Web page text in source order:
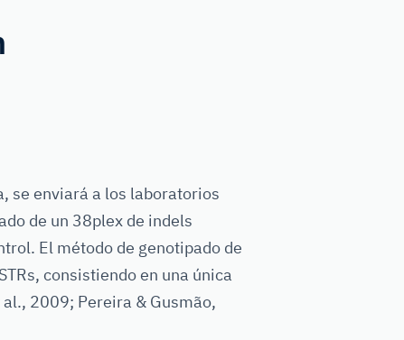
se enviará a los laboratorios
de un 38plex de indels
El método de genotipado de
consistiendo en una única
2009; Pereira & Gusmão,